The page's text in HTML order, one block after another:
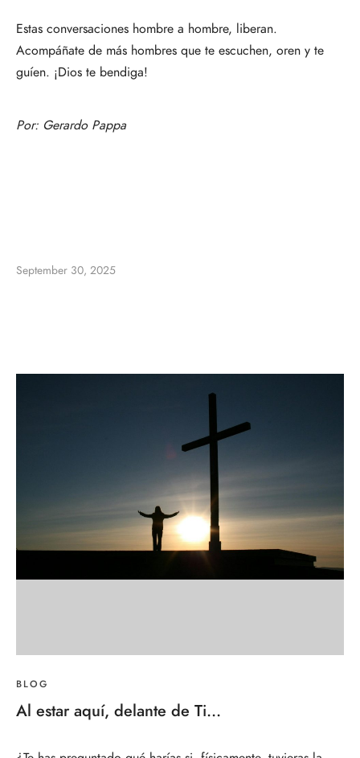
Estas conversaciones hombre a hombre, liberan.
Acompáñate de más hombres que te escuchen, oren y te
guíen. ¡Dios te bendiga!
Por: Gerardo Pappa
September 30, 2025
BLOG
Al estar aquí, delante de Ti…